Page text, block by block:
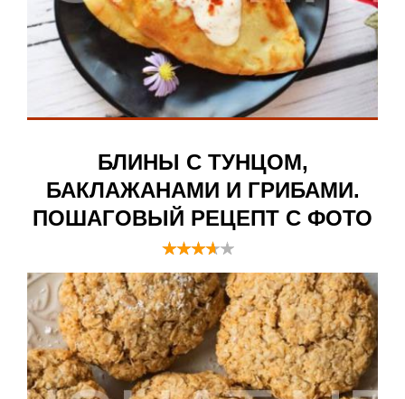
БЛИНЫ С ТУНЦОМ,
БАКЛАЖАНАМИ И ГРИБАМИ.
ПОШАГОВЫЙ РЕЦЕПТ С ФОТО